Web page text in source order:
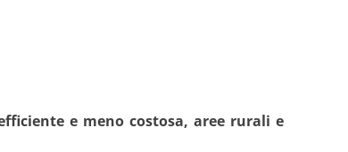
e meno costosa, aree rurali e